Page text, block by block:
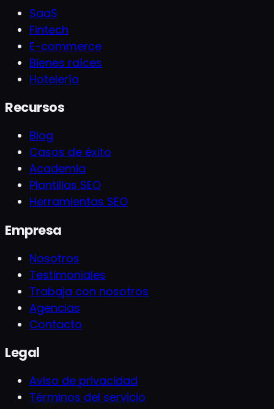
SaaS
Fintech
E-commerce
Bienes raíces
Hotelería
Recursos
Blog
Casos de éxito
Academia
Plantillas SEO
Herramientas SEO
Empresa
Nosotros
Testimoniales
Trabaja con nosotros
Agencias
Contacto
Legal
Aviso de privacidad
Términos del servicio